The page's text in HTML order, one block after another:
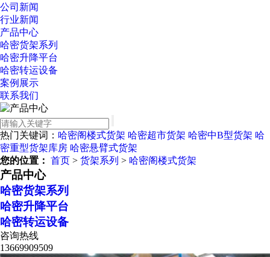
公司新闻
行业新闻
产品中心
哈密货架系列
哈密升降平台
哈密转运设备
案例展示
联系我们
热门关键词： 哈密阁楼式货架 哈密超市货架 哈密中B型货架 哈
密重型货架库房 哈密悬臂式货架
您的位置： 首页 > 货架系列 > 哈密阁楼式货架
产品中心
哈密货架系列
哈密升降平台
哈密转运设备
咨询热线
13669909509